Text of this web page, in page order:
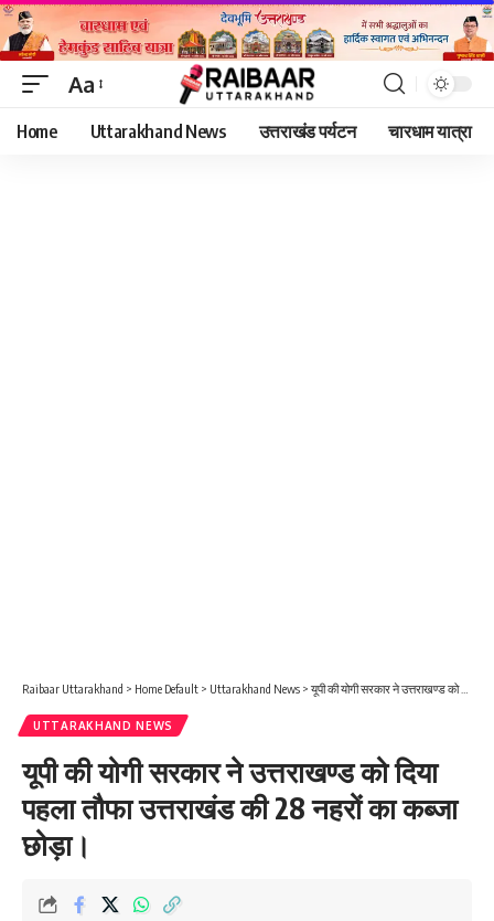
Font
Resizer
Aa
Home Uttarakhand News उत्तराखंड पर्यटन चारधाम यात्रा
Raibaar Uttarakhand > Home Default > Uttarakhand News > यूपी की योगी सरकार ने उत्तराखण्ड को दिया पहला तौफा उत्तराखंड की 28 नहरों का कब्जा छोड़ा।
UTTARAKHAND NEWS
यूपी की योगी सरकार ने उत्तराखण्ड को दिया
पहला तौफा उत्तराखंड की 28 नहरों का कब्जा
छोड़ा।